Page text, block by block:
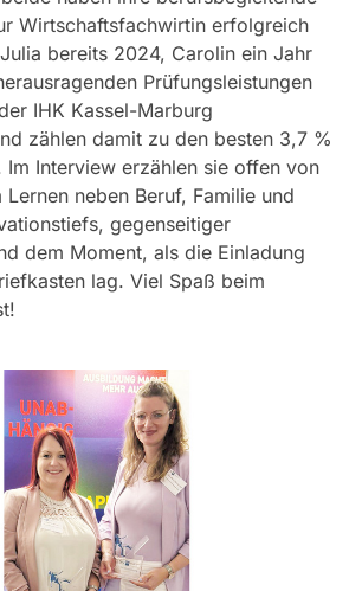
Wirtschaftsfachwirtin erfolgreich
bereits 2024, Carolin ein Jahr
Prüfungsleistungen
IHK Kassel-Marburg
zählen damit zu den besten 3,7 %
Im Interview erzählen sie offen von
neben Beruf, Familie und
gegenseitiger
dem Moment, als die Einladung
lag. Viel Spaß beim